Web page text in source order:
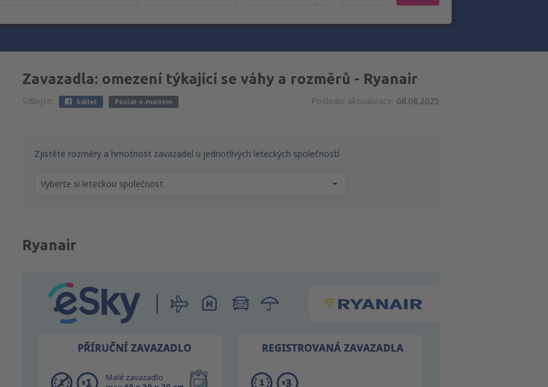
Zavazadla: omezení týkající se váhy a rozměrů - Ryanair
Sdílejte: Sdílet Poslat e-mailem Poslední aktualizace: 08.08.2025
Zjistěte rozměry a hmotnost zavazadel u jednotlivých leteckých společností
Vyberte si leteckou společnost
Ryanair